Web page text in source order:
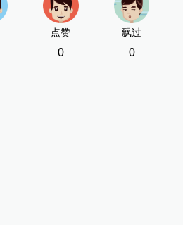
点赞
0
飘过
0